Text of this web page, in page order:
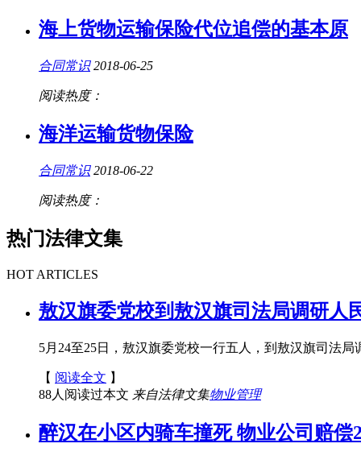
海上货物运输保险代位追偿的基本原
合同常识 2018-06-25
阅读热度：
海洋运输货物保险
合同常识 2018-06-22
阅读热度：
热门法律文集
HOT ARTICLES
敖汉旗委党校到敖汉旗司法局调研人
5月24至25日，敖汉旗委党校一行五人，到敖汉旗司法
【 阅读全文 】
88人阅读过本文 来自法律文集物业管理
醉汉在小区内骑车撞死 物业公司赔偿